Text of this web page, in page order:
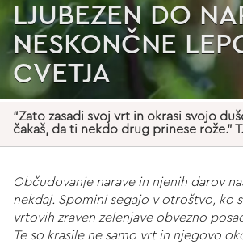
LJUBEZEN DO
NESKONČNE
CVETJA
“Zato zasadi svoj vrt in okrasi svojo
čakaš, da ti nekdo drug prinese rože.”
Občudovanje narave in njenih darov
nekdaj. Spomini segajo v otroštvo, ko
vrtovih zraven zelenjave obvezno
Te so krasile ne samo vrt in njegovo